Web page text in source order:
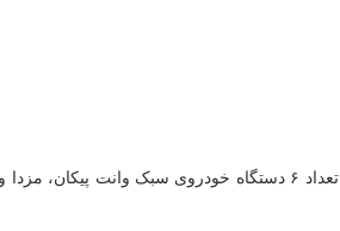
آگهی مزایده عمومی شماره ۱۴۰۳/۰۴ این شرکت در نظر دارد تعداد ۲۲ دستگاه کامیون کشنده